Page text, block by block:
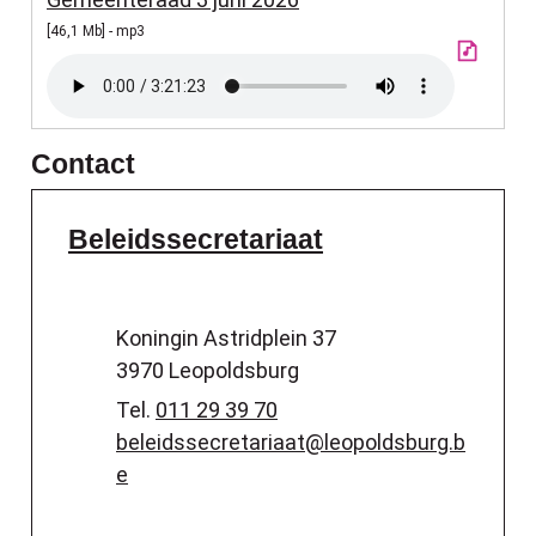
46,1 Mb mp3
Contact
Beleidssecretariaat
AdresKoningin Astridplein 37
,3970 Leopoldsburg
011 29 39 70
E-mailbeleidssecretariaat@leopoldsburg.b
e